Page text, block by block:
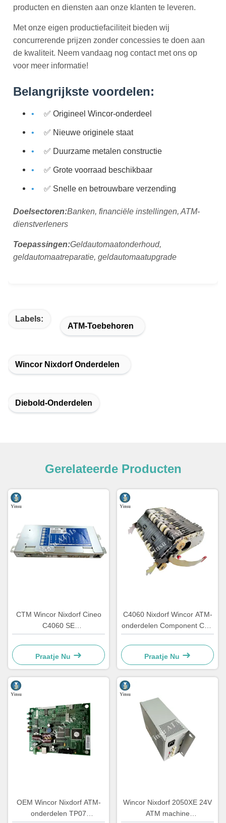
producten en diensten aan onze klanten te leveren.
Met onze eigen productiefaciliteit bieden wij
concurrerende prijzen zonder concessies te doen aan
de kwaliteit. Neem vandaag nog contact met ons op
voor meer informatie!
Belangrijkste voordelen:
✅ Origineel Wincor-onderdeel
✅ Nieuwe originele staat
✅ Duurzame metalen constructie
✅ Grote voorraad beschikbaar
✅ Snelle en betrouwbare verzending
Doelsectoren:Banken, financiële instellingen, ATM-
dienstverleners
Toepassingen:Geldautomaatonderhoud,
geldautomaatreparatie, geldautomaatupgrade
Labels:
ATM-Toebehoren
Wincor Nixdorf Onderdelen
Diebold-Onderdelen
Gerelateerde Producten
CTM Wincor Nixdorf Cineo
C4060 SE
Automatenonderdelen
Speciale elektronica
1750147868
Praatje Nu
C4060 Nixdorf Wincor ATM-
onderdelen Component CRS
ATS Centralizatie-eenheid
AU-module 1750134478
Praatje Nu
OEM Wincor Nixdorf ATM-
onderdelen TP07
Wincor Nixdorf 2050XE 24V
ATM machine